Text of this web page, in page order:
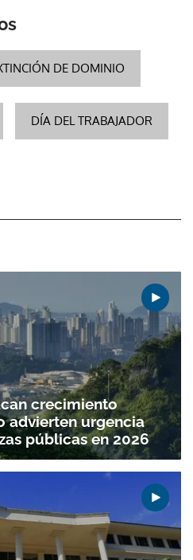
DE DOMINIO
DÍA DEL TRABAJADOR
crecimiento
advierten urgencia
públicas en 2026